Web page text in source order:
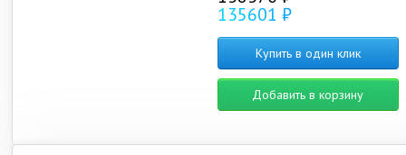
135601 ₽
Купить в один клик
Добавить в корзину